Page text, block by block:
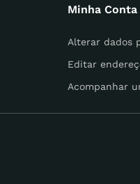
Minha Conta
Alterar dados
Editar
Acompanhar